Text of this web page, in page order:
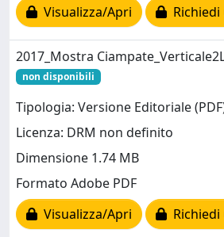
Visualizza/Apri
2017_Mostra
non disponibili
Tipologia: Versione Editoriale
Licenza: DRM non definito
Dimensione 1.74 MB
Formato Adobe PDF
Visualizza/Apri